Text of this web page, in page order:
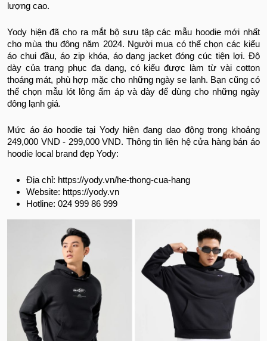
lượng cao.
Yody hiện đã cho ra mắt bộ sưu tập các mẫu hoodie mới nhất
cho mùa thu đông năm 2024. Người mua có thể chọn các kiểu
áo chui đầu, áo zip khóa, áo dạng jacket đóng cúc tiện lợi. Độ
dày của trang phục đa dạng, có kiểu được làm từ vài cotton
thoáng mát, phù hợp mặc cho những ngày se lạnh. Bạn cũng có
thể chọn mẫu lót lông ấm áp và dày để dùng cho những ngày
đông lạnh giá.
Mức áo áo hoodie tại Yody hiện đang dao động trong khoảng
249,000 VND - 299,000 VND. Thông tin liên hệ cửa hàng bán áo
hoodie local brand đẹp Yody:
Địa chỉ: https://yody.vn/he-thong-cua-hang
Website: https://yody.vn
Hotline: 024 999 86 999